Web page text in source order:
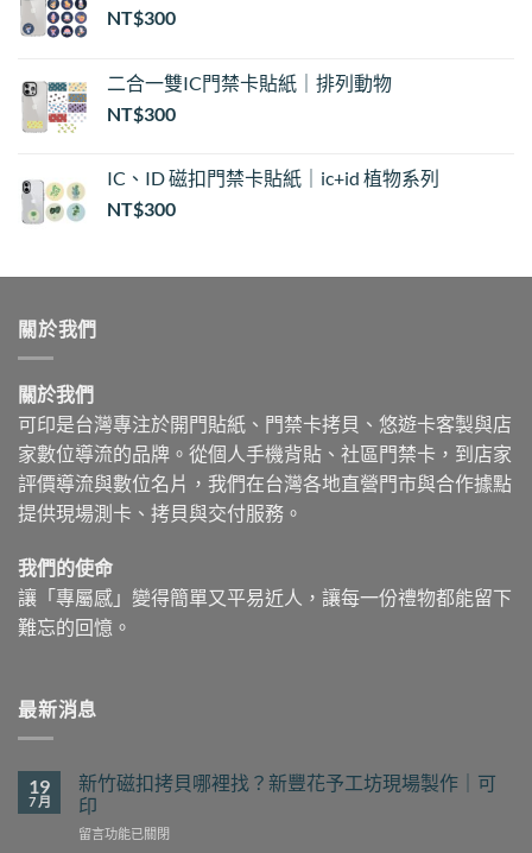
NT$300
二合一雙IC門禁卡貼紙｜排列動物
NT$300
IC、ID 磁扣門禁卡貼紙｜ic+id 植物系列
NT$300
關於我們
關於我們
可印是台灣專注於開門貼紙、門禁卡拷貝、悠遊卡客製與店
家數位導流的品牌。從個人手機背貼、社區門禁卡，到店家
評價導流與數位名片，我們在台灣各地直營門市與合作據點
提供現場測卡、拷貝與交付服務。
我們的使命
讓「專屬感」變得簡單又平易近人，讓每一份禮物都能留下
難忘的回憶。
最新消息
19
7 月
新竹磁扣拷貝哪裡找？新豐花予工坊現場製作｜可
印
在
留言功能已關閉